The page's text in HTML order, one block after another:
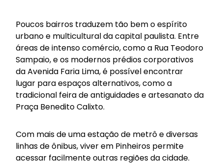
Poucos bairros traduzem tão bem o espírito
urbano e multicultural da capital paulista. Entre
áreas de intenso comércio, como a Rua Teodoro
Sampaio, e os modernos prédios corporativos
da Avenida Faria Lima, é possível encontrar
lugar para espaços alternativos, como a
tradicional feira de antiguidades e artesanato da
Praça Benedito Calixto.
Com mais de uma estação de metrô e diversas
linhas de ônibus, viver em Pinheiros permite
acessar facilmente outras regiões da cidade.